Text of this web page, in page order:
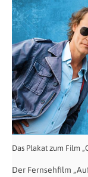
Das Plakat zum Film
Der Fernsehfilm